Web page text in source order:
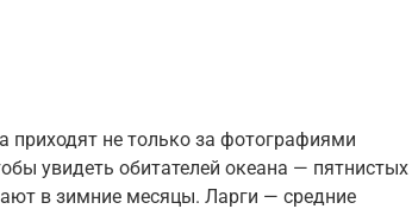
не только за фотографиями
увидеть обитателей океана — пятнистых
в зимние месяцы. Ларги — средние